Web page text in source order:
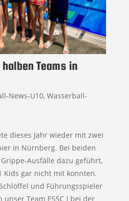
halben Teams in
News-U10, Wasserball-
dieses Jahr wieder mit zwei
in Nürnberg. Bei beiden
Ausfälle dazu geführt,
Kids gar nicht mit konnten.
und Führungsspieler
unser Team ESSC I bei der